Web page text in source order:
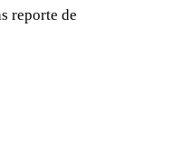
reporte de